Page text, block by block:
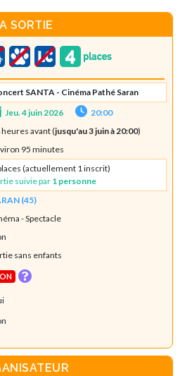
SORTIE
SANTA - Cinéma Pathé Saran
Jeu. 4 juin 2026
20:00
avant (jusqu'au 3 juin à 20:00)
95 minutes
(actuellement 1 inscrit)
suivie par1 personne
(45)
- Spectacle
sans enfants